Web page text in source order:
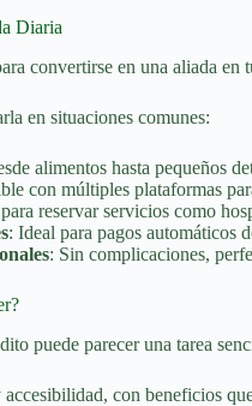
Diaria
convertirse en una aliada
en situaciones comunes:
alimentos hasta pequeños
con múltiples plataformas
reservar servicios como
: Ideal para pagos automáticos
: Sin complicaciones,
puede parecer una tarea
con beneficios